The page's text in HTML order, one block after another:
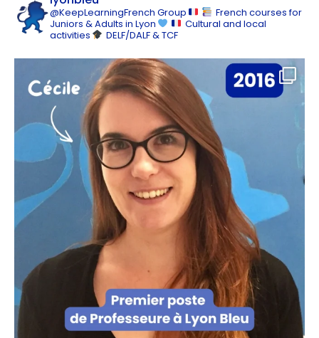
@KeepLearningFrench Group
French courses for
Juniors & Adults in Lyon
Cultural and local
activities
DELF/DALF & TCF